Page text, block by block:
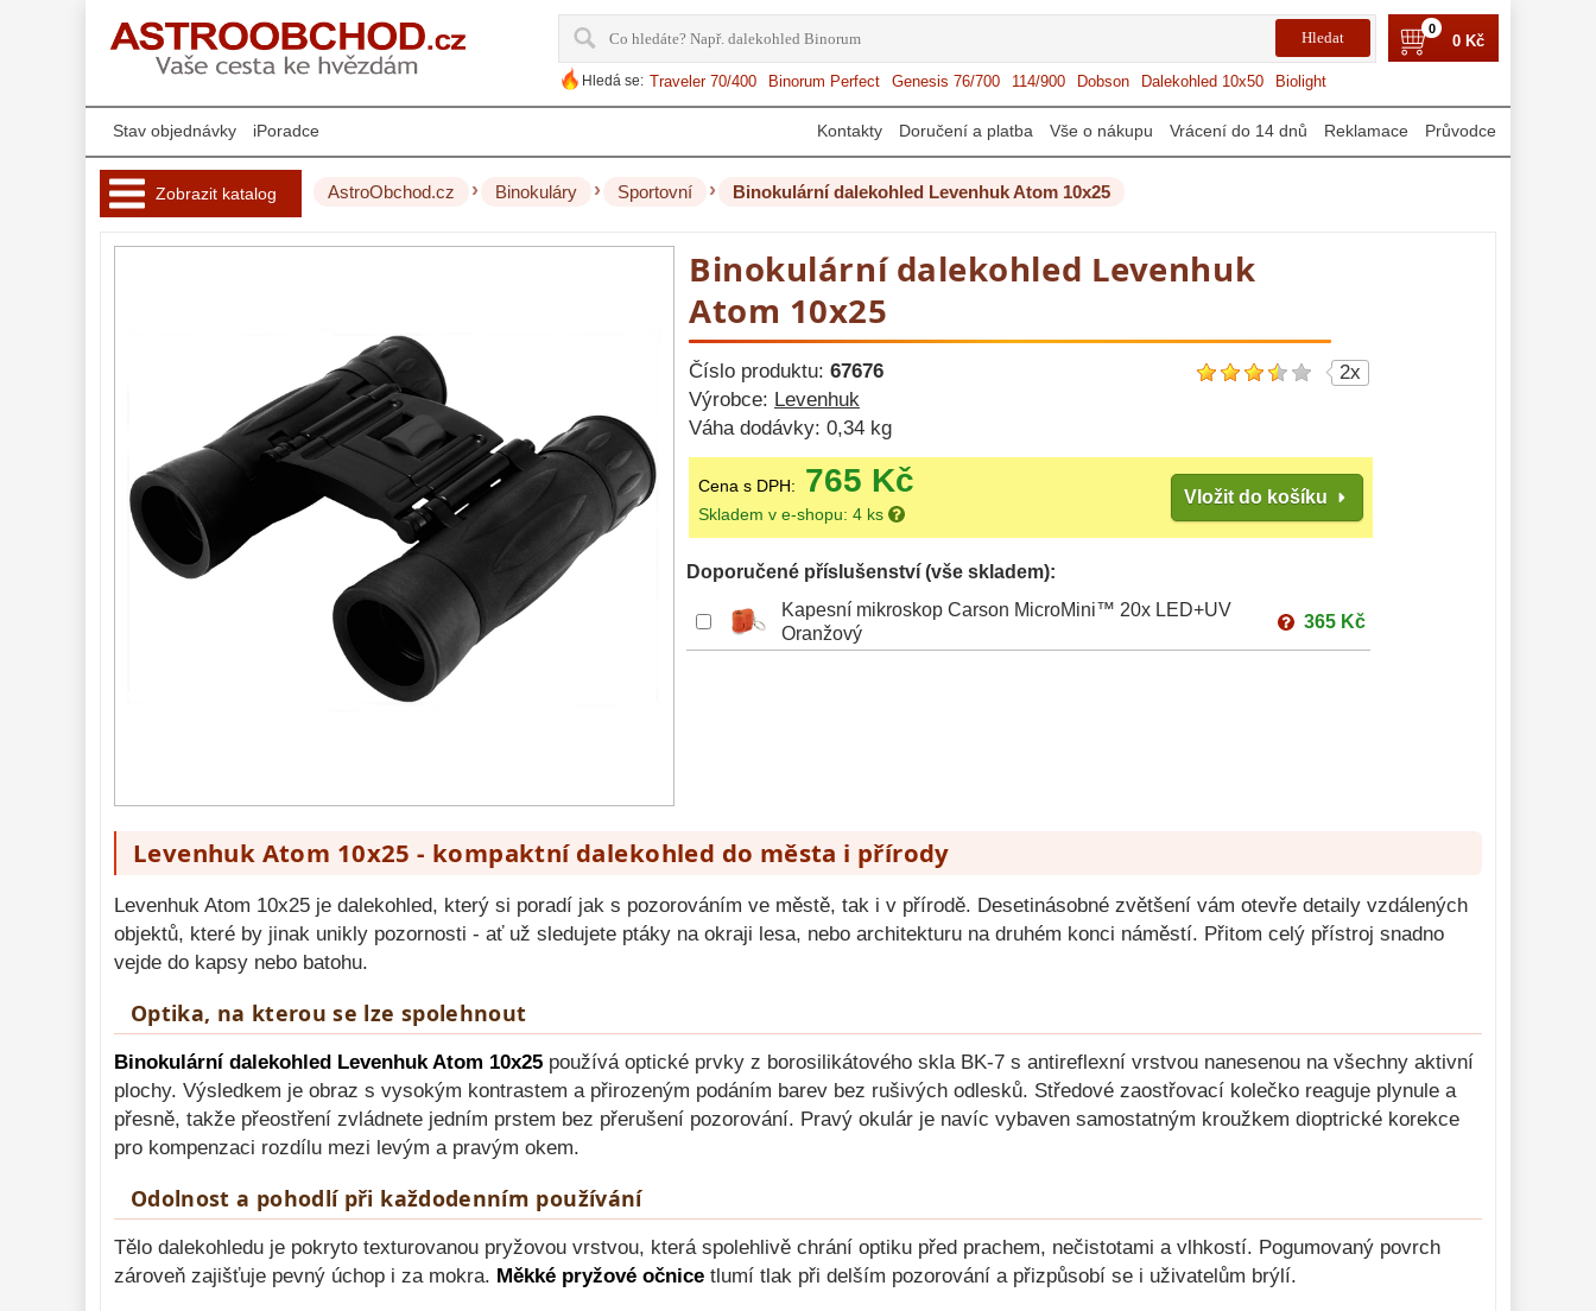
0
0 Kč
Hledá se: Traveler 70/400 Binorum Perfect Genesis 76/700 114/900 Dobson Dalekohled 10x50 Biolight
Stav objednávky iPoradce Kontakty Doručení a platba Vše o nákupu Vrácení do 14 dnů Reklamace Průvodce
Zobrazit katalog
Komponenty 78
Příslušenství
Montáže
Zrcátka a hranoly
Námořní
Sportovní 54
Kapesní
Divadelní 2
Univerzální 41
Dálkoměry a Noční
Mikroskopy 92
Meteostanice
Lupy 69
Astronomická
AstroObchod.cz › Binokuláry › Sportovní › Binokulární dalekohled Levenhuk Atom 10x25
Binokulární dalekohled Levenhuk
Atom 10x25
Číslo produktu: 67676
Výrobce: Levenhuk
Váha dodávky: 0,34 kg
2x
Cena s DPH: 765 Kč
Skladem v e-shopu: 4 ks
Vložit do košíku
Doporučené příslušenství (vše skladem):
Kapesní mikroskop Carson MicroMini™ 20x LED+UV
Oranžový
365 Kč
Levenhuk Atom 10x25 - kompaktní dalekohled do města i přírody
Levenhuk Atom 10x25 je dalekohled, který si poradí jak s pozorováním ve městě, tak i v přírodě. Desetinásobné zvětšení vám otevře detaily vzdálených
objektů, které by jinak unikly pozornosti - ať už sledujete ptáky na okraji lesa, nebo architekturu na druhém konci náměstí. Přitom celý přístroj snadno
vejde do kapsy nebo batohu.
Optika, na kterou se lze spolehnout
Binokulární dalekohled Levenhuk Atom 10x25 používá optické prvky z borosilikátového skla BK-7 s antireflexní vrstvou nanesenou na všechny aktivní
plochy. Výsledkem je obraz s vysokým kontrastem a přirozeným podáním barev bez rušivých odlesků. Středové zaostřovací kolečko reaguje plynule a
přesně, takže přeostření zvládnete jedním prstem bez přerušení pozorování. Pravý okulár je navíc vybaven samostatným kroužkem dioptrické korekce
pro kompenzaci rozdílu mezi levým a pravým okem.
Odolnost a pohodlí při každodenním používání
Tělo dalekohledu je pokryto texturovanou pryžovou vrstvou, která spolehlivě chrání optiku před prachem, nečistotami a vlhkostí. Pogumovaný povrch
zároveň zajišťuje pevný úchop i za mokra. Měkké pryžové očnice tlumí tlak při delším pozorování a přizpůsobí se i uživatelům brýlí.